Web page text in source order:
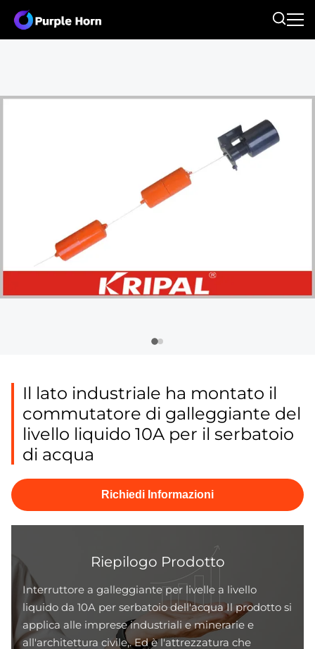
Il lato industriale ha montato il
commutatore di galleggiante del
livello liquido 10A per il serbatoio
di acqua
Richiedi Informazioni
Riepilogo Prodotto
Interruttore a galleggiante per livelle a livello
liquido da 10A per serbatoio dell'acqua Il prodotto si
applica alle imprese industriali e minerarie e
all'architettura civile,. Ed è l'attrezzatura che